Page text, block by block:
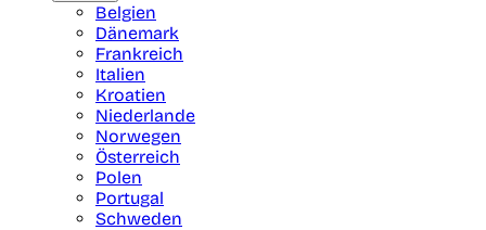
Belgien
Dänemark
Frankreich
Italien
Kroatien
Niederlande
Norwegen
Österreich
Polen
Portugal
Schweden